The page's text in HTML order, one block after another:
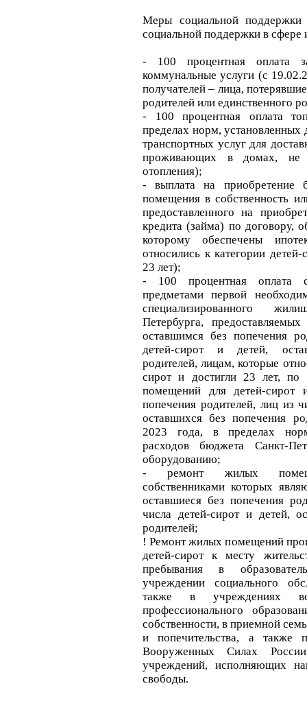
Меры социальной
социальной поддержки в
- 100 процентная оплата
коммунальные услуги (с
получателей – лица,
родителей или единственного
- 100 процентная оплата
пределах норм,
транспортных услуг для
проживающих в домах, не
отопления);
- выплата на приобретение
помещения в собственность
предоставленного на
кредита (займа) по договору,
которому обеспечены
относились к категории детей-
23 лет);
- 100 процентная оплата
предметами первой
специализированного
Петербурга,
оставшимся без попечения
детей-сирот и детей,
родителей, лицам, которые
сирот и достигли 23 лет,
помещений для детей-сирот
попечения родителей, лиц из
оставшихся без попечения
2023 года, в пределах
расходов бюджета Санкт-
оборудованию;
- ремонт жилых
собственниками которых
оставшиеся без попечения
числа детей-сирот и детей,
родителей;
! Ремонт жилых помещений
детей-сирот к месту
пребывания в
учреждении социального
также в учреждениях
профессионального
собственности, в приемной
и попечительства, а также
Вооруженных Силах
учреждений, исполняющих
свободы.